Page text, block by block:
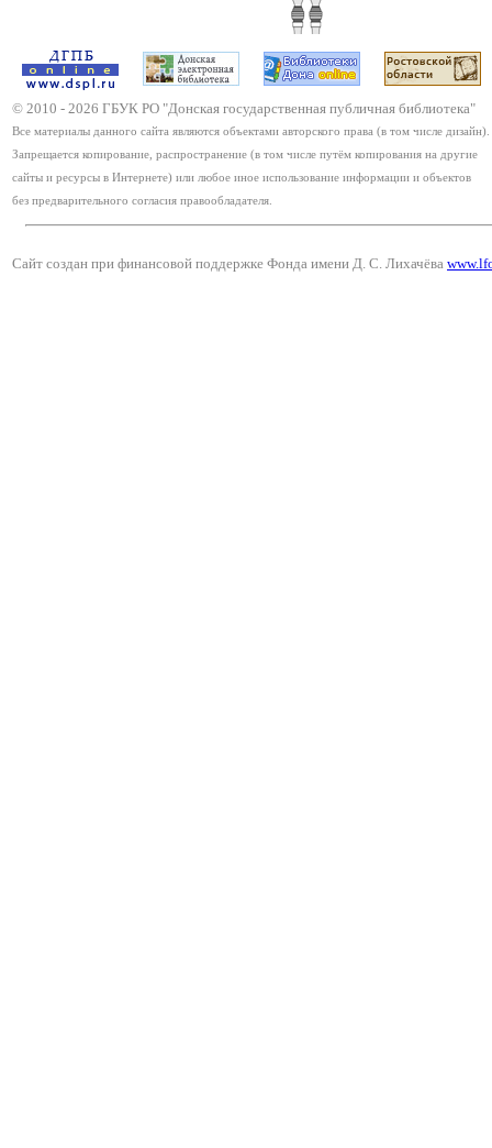
© 2010 - 2026 ГБУК РО "Донская государственная публичная библиотека"
Все материалы данного сайта являются объектами авторского права (в том числе дизайн).
Запрещается копирование, распространение (в том числе путём копирования на другие
сайты и ресурсы в Интернете) или любое иное использование информации и объектов
без предварительного согласия правообладателя.
Сайт создан при финансовой поддержке Фонда имени Д. С. Лихачёва